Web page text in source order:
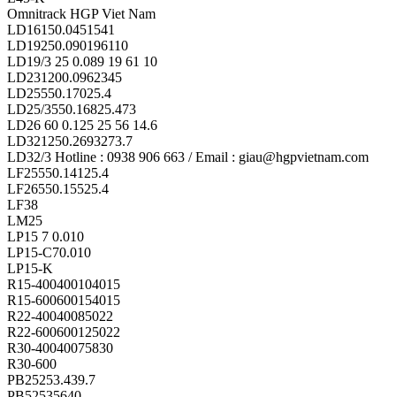
Omnitrack HGP Viet Nam
LD16150.0451541
LD19250.090196110
LD19/3 25 0.089 19 61 10
LD231200.0962345
LD25550.17025.4
LD25/3550.16825.473
LD26 60 0.125 25 56 14.6
LD321250.2693273.7
LD32/3 Hotline : 0938 906 663 / Email : giau@hgpvietnam.com
LF25550.14125.4
LF26550.15525.4
LF38
LM25
LP15 7 0.010
LP15-C70.010
LP15-K
R15-400400104015
R15-600600154015
R22-40040085022
R22-600600125022
R30-40040075830
R30-600
PB25253.439.7